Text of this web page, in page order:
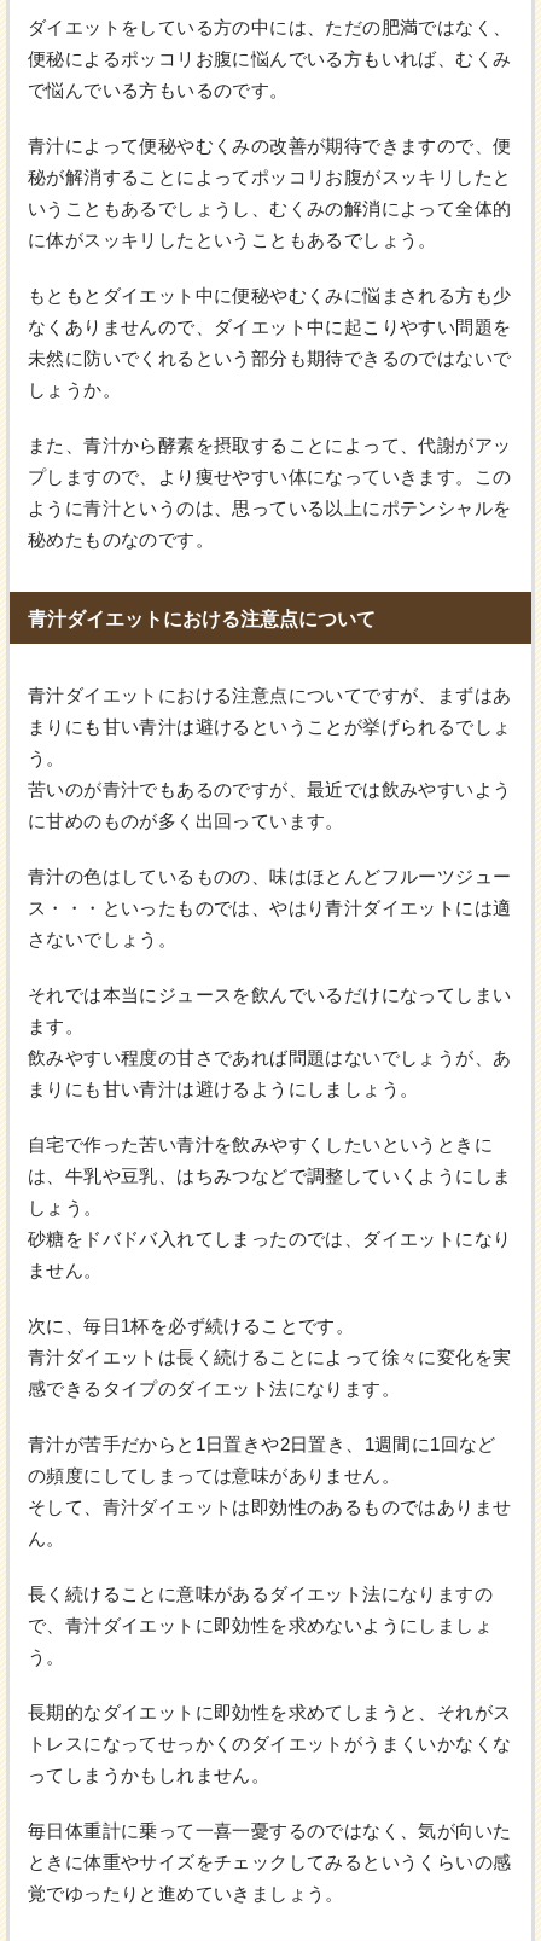
ダイエットをしている方の中には、ただの肥満ではなく、
便秘によるポッコリお腹に悩んでいる方もいれば、むくみ
で悩んでいる方もいるのです。
青汁によって便秘やむくみの改善が期待できますので、便
秘が解消することによってポッコリお腹がスッキリしたと
いうこともあるでしょうし、むくみの解消によって全体的
に体がスッキリしたということもあるでしょう。
もともとダイエット中に便秘やむくみに悩まされる方も少
なくありませんので、ダイエット中に起こりやすい問題を
未然に防いでくれるという部分も期待できるのではないで
しょうか。
また、青汁から酵素を摂取することによって、代謝がアッ
プしますので、より痩せやすい体になっていきます。この
ように青汁というのは、思っている以上にポテンシャルを
秘めたものなのです。
青汁ダイエットにおける注意点について
青汁ダイエットにおける注意点についてですが、まずはあ
まりにも甘い青汁は避けるということが挙げられるでしょ
う。
苦いのが青汁でもあるのですが、最近では飲みやすいよう
に甘めのものが多く出回っています。
青汁の色はしているものの、味はほとんどフルーツジュー
ス・・・といったものでは、やはり青汁ダイエットには適
さないでしょう。
それでは本当にジュースを飲んでいるだけになってしまい
ます。
飲みやすい程度の甘さであれば問題はないでしょうが、あ
まりにも甘い青汁は避けるようにしましょう。
自宅で作った苦い青汁を飲みやすくしたいというときに
は、牛乳や豆乳、はちみつなどで調整していくようにしま
しょう。
砂糖をドバドバ入れてしまったのでは、ダイエットになり
ません。
次に、毎日1杯を必ず続けることです。
青汁ダイエットは長く続けることによって徐々に変化を実
感できるタイプのダイエット法になります。
青汁が苦手だからと1日置きや2日置き、1週間に1回など
の頻度にしてしまっては意味がありません。
そして、青汁ダイエットは即効性のあるものではありませ
ん。
長く続けることに意味があるダイエット法になりますの
で、青汁ダイエットに即効性を求めないようにしましょ
う。
長期的なダイエットに即効性を求めてしまうと、それがス
トレスになってせっかくのダイエットがうまくいかなくな
ってしまうかもしれません。
毎日体重計に乗って一喜一憂するのではなく、気が向いた
ときに体重やサイズをチェックしてみるというくらいの感
覚でゆったりと進めていきましょう。